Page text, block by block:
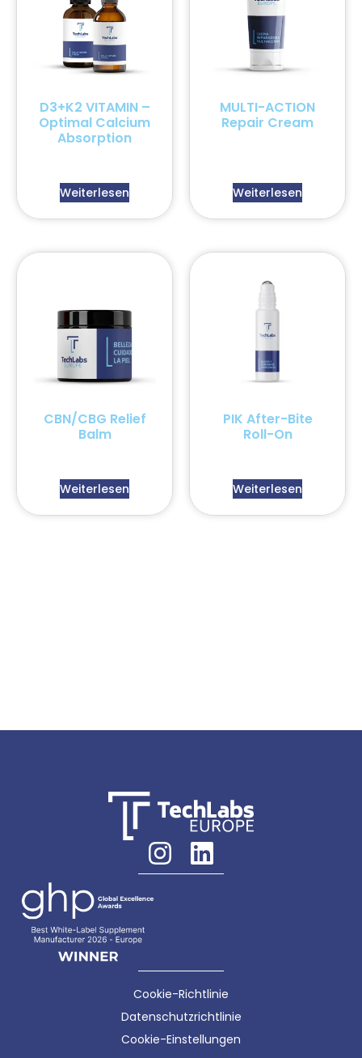
D3+K2 VITAMIN –
Optimal Calcium
Absorption
Weiterlesen
MULTI-ACTION
Repair Cream
Weiterlesen
CBN/CBG Relief
Balm
Weiterlesen
PIK After-Bite
Roll-On
Weiterlesen
Cookie-Richtlinie
Datenschutzrichtlinie
Cookie-Einstellungen